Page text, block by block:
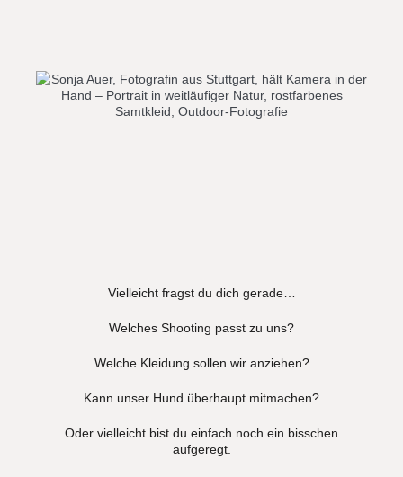
Vielleicht fragst du dich gerade…
Welches Shooting passt zu uns?
Welche Kleidung sollen wir anziehen?
Kann unser Hund überhaupt mitmachen?
Oder vielleicht bist du einfach noch ein bisschen
aufgeregt.